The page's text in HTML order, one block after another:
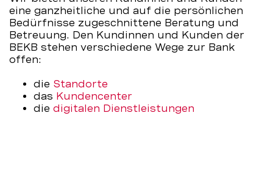
BEKB
eine ganzheitliche und auf die persönlichen
Bedürfnisse zugeschnittene Beratung und
Betreuung. Den Kundinnen und Kunden der
BEKB stehen verschiedene Wege zur Bank
offen:
die Standorte
das Kundencenter
die digitalen Dienstleistungen